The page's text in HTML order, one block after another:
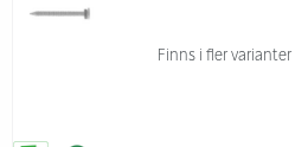
Finns i fler varianter